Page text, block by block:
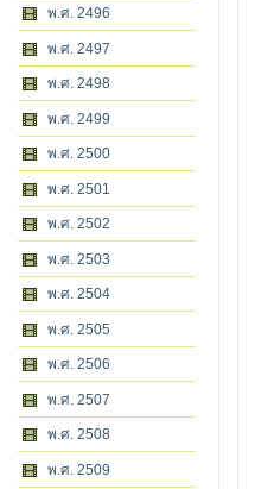
พ.ศ. 2496
พ.ศ. 2497
พ.ศ. 2498
พ.ศ. 2499
พ.ศ. 2500
พ.ศ. 2501
พ.ศ. 2502
พ.ศ. 2503
พ.ศ. 2504
พ.ศ. 2505
พ.ศ. 2506
พ.ศ. 2507
พ.ศ. 2508
พ.ศ. 2509